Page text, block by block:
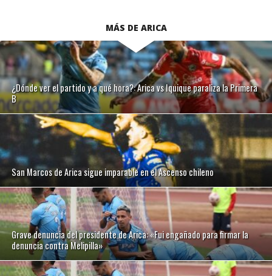
MÁS DE ARICA
¿Dónde ver el partido y a qué hora?: Arica vs Iquique paraliza la Primera
B
San Marcos de Arica sigue imparable en el Ascenso chileno
Grave denuncia del presidente de Arica: «Fui engañado para firmar la
denuncia contra Melipilla»